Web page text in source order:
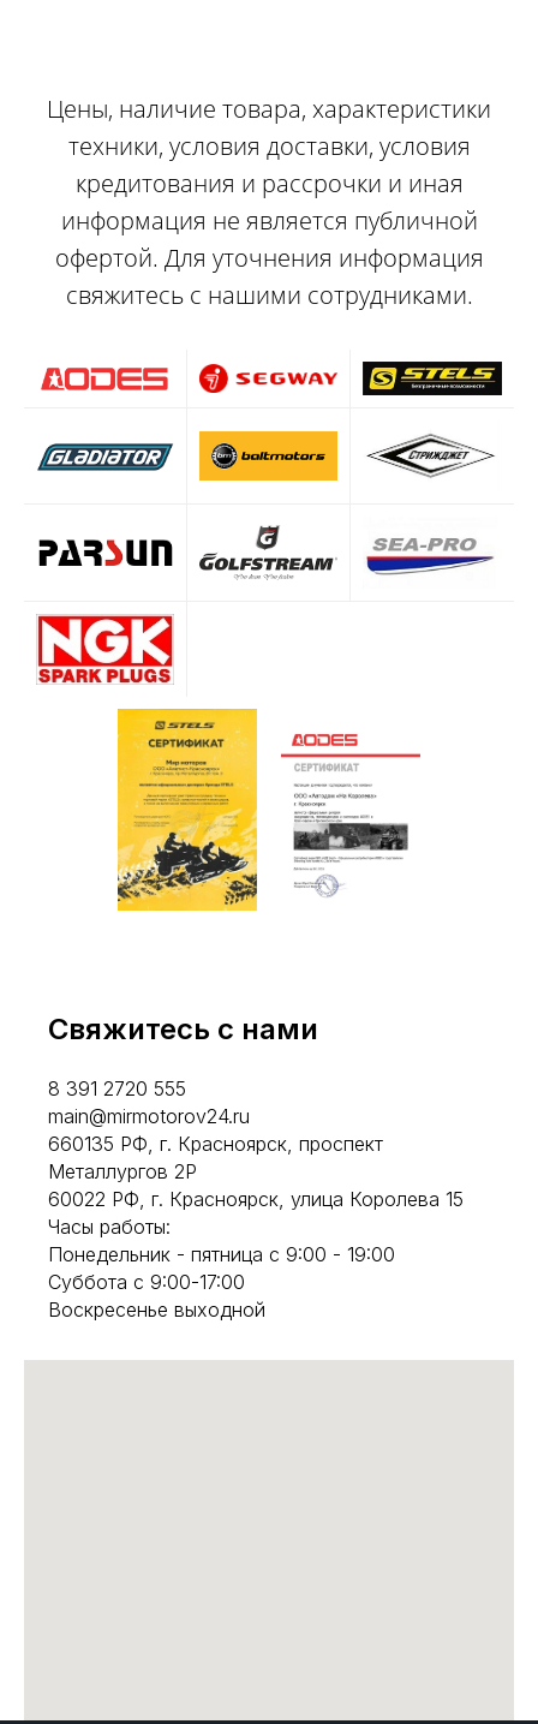
Цены, наличие товара, характеристики
техники, условия доставки, условия
кредитования и рассрочки и иная
информация не является публичной
офертой. Для уточнения информация
свяжитесь с нашими сотрудниками.
Свяжитесь с нами
8 391 2720 555
main@mirmotorov24.ru
660135 РФ, г. Красноярск, проспект
Металлургов 2Р
60022 РФ, г. Красноярск, улица Королева 15
Часы работы:
Понедельник - пятница с 9:00 - 19:00
Суббота с 9:00-17:00
Воскресенье выходной